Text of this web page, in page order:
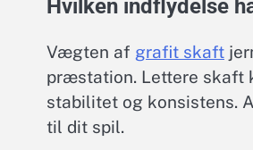
Hvilken indflydelse
Vægten af grafit skaft
præstation. Lettere skaft
stabilitet og konsistens.
til dit spil.